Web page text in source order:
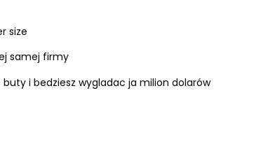
size
samej firmy
i bedziesz wygladac ja milion dolarów